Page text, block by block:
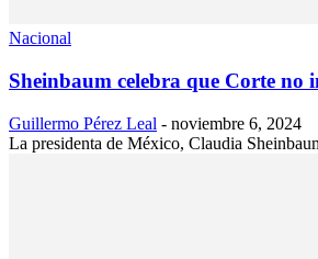
Nacional
Sheinbaum celebra que Corte
Guillermo Pérez Leal - noviembre 6, 2024
La presidenta de México, Claudia